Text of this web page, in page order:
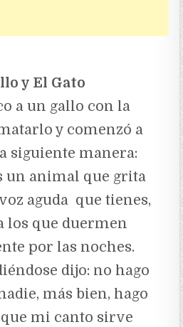
y El Gato
a un gallo con la
y comenzó a
siguiente manera:
un animal que grita
aguda que tienes,
los que duermen
por las noches.
dijo: no hago
más bien, hago
mi canto sirve